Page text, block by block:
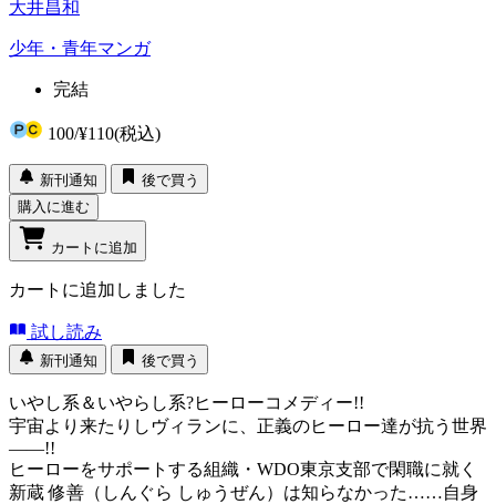
大井昌和
少年・青年マンガ
完結
100/¥110(税込)
新刊通知
後で買う
購入に進む
カートに追加
カートに追加しました
試し読み
新刊通知 後で買う
いやし系＆いやらし系?ヒーローコメディー!!
宇宙より来たりしヴィランに、正義のヒーロー達が抗う世界
――!!
ヒーローをサポートする組織・WDO東京支部で閑職に就く
新蔵 修善（しんぐら しゅうぜん）は知らなかった……自身